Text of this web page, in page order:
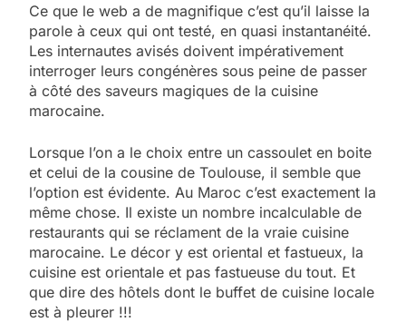
Ce que le web a de magnifique c’est qu’il laisse la
parole à ceux qui ont testé, en quasi instantanéité.
Les internautes avisés doivent impérativement
interroger leurs congénères sous peine de passer
à côté des saveurs magiques de la cuisine
marocaine.
Lorsque l’on a le choix entre un cassoulet en boite
et celui de la cousine de Toulouse, il semble que
l’option est évidente. Au Maroc c’est exactement la
même chose. Il existe un nombre incalculable de
restaurants qui se réclament de la vraie cuisine
marocaine. Le décor y est oriental et fastueux, la
cuisine est orientale et pas fastueuse du tout. Et
que dire des hôtels dont le buffet de cuisine locale
est à pleurer !!!